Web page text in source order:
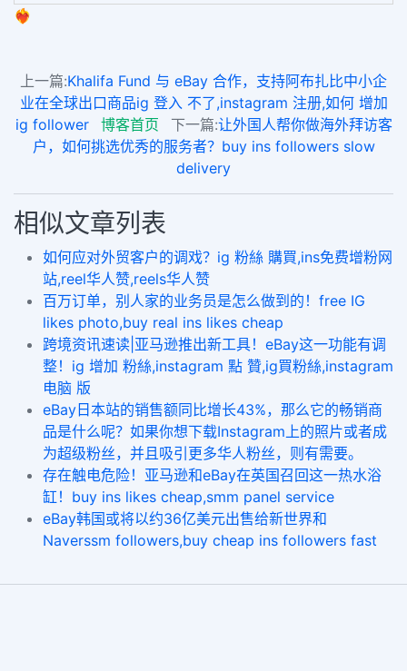
❤️‍🔥
上一篇:Khalifa Fund 与 eBay 合作，支持阿布扎比中小企
业在全球出口商品ig 登入 不了,instagram 注册,如何 增加
ig follower
博客首页 下一篇:让外国人帮你做海外拜访客
户，如何挑选优秀的服务者？buy ins followers slow
delivery
相似文章列表
如何应对外贸客户的调戏？ig 粉絲 購買,ins免费增粉网
站,reel华人赞,reels华人赞
百万订单，别人家的业务员是怎么做到的！free IG
likes photo,buy real ins likes cheap
跨境资讯速读|亚马逊推出新工具！eBay这一功能有调
整！ig 增加 粉絲,instagram 點 贊,ig買粉絲,instagram
电脑 版
eBay日本站的销售额同比增长43%，那么它的畅销商
品是什么呢？如果你想下载Instagram上的照片或者成
为超级粉丝，并且吸引更多华人粉丝，则有需要。
存在触电危险！亚马逊和eBay在英国召回这一热水浴
缸！buy ins likes cheap,smm panel service
eBay韩国或将以约36亿美元出售给新世界和
Naverssm followers,buy cheap ins followers fast